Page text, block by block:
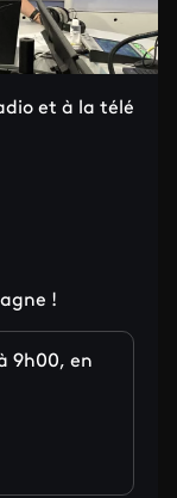
et à la télé
!
9h00, en